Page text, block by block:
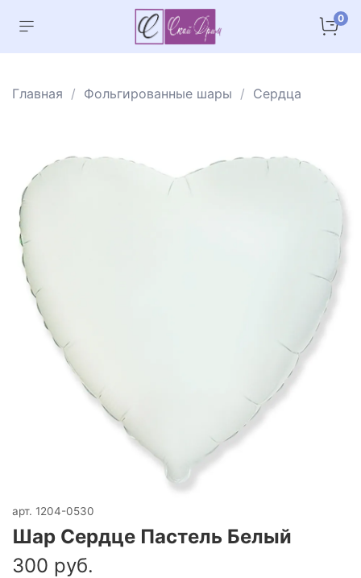
0
Главная Фольгированные шары Сердца
арт. 1204-0530
Шар Сердце Пастель Белый
300 руб.